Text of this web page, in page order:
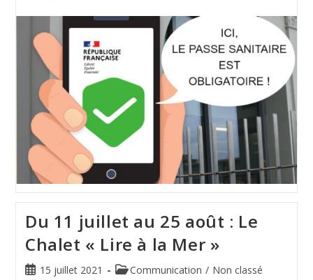
Du 11 juillet au 25 août : Le
Chalet « Lire à la Mer »
15 juillet 2021 Communication / Non classé